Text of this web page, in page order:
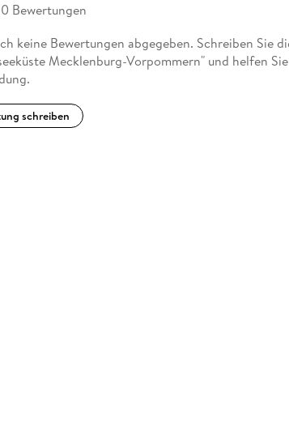
0 Bewertungen
keine Bewertungen abgegeben. Schreiben Sie
Mecklenburg-Vorpommern" und helfen
schreiben